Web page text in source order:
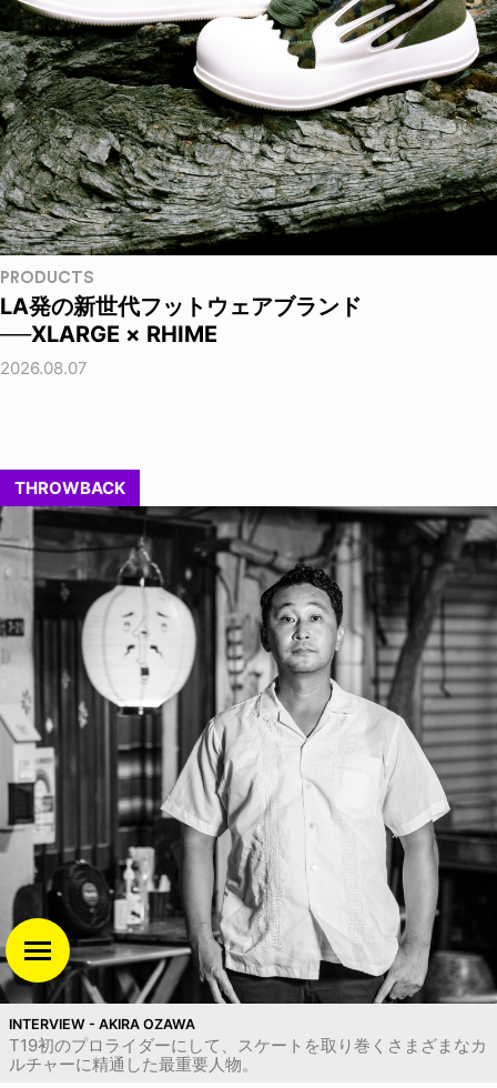
PRODUCTS
LA発の新世代フットウェアブランド
──XLARGE × RHIME
2026.08.07
THROWBACK
INTERVIEW - AKIRA OZAWA
T19初のプロライダーにして、スケートを取り巻くさまざまなカ
ルチャーに精通した最重要人物。